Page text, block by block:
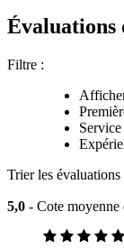
Évaluations
Filtre :
Trier les évaluations
5,0 - Cote moyenne